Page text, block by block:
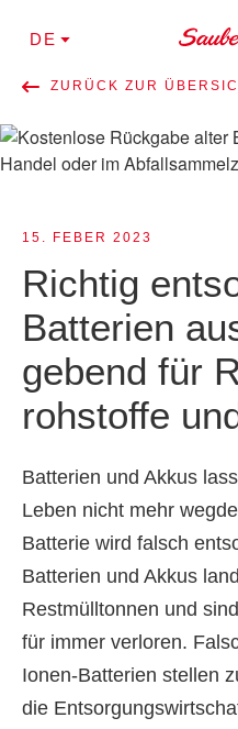
DE
ZURÜCK ZUR
15. FEBER 2023
Richtig
Batterien
gebend für
rohstoffe
Batterien und Akkus
Leben nicht mehr
Batterie wird falsch
Batterien und Akkus
Restmülltonnen und
für immer verloren.
Ionen-Batterien stellen
die